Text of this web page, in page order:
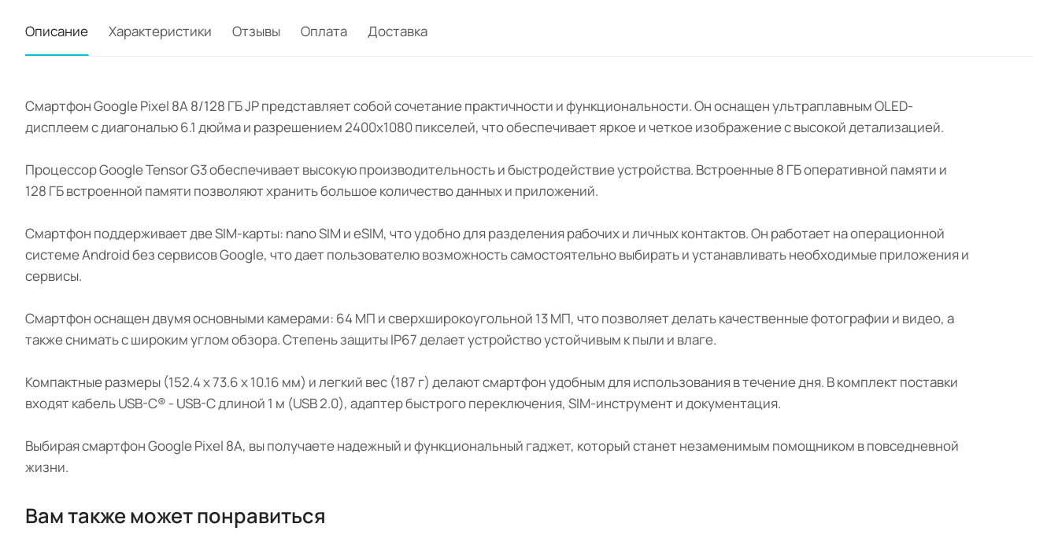
Описание Характеристики Отзывы Оплата Доставка
Смартфон Google Pixel 8A 8/128 ГБ JP представляет собой сочетание практичности и функциональности. Он оснащен ультраплавным OLED-
дисплеем с диагональю 6.1 дюйма и разрешением 2400x1080 пикселей, что обеспечивает яркое и четкое изображение с высокой детализацией.
Процессор Google Tensor G3 обеспечивает высокую производительность и быстродействие устройства. Встроенные 8 ГБ оперативной памяти и
128 ГБ встроенной памяти позволяют хранить большое количество данных и приложений.
Смартфон поддерживает две SIM-карты: nano SIM и eSIM, что удобно для разделения рабочих и личных контактов. Он работает на операционной
системе Android без сервисов Google, что дает пользователю возможность самостоятельно выбирать и устанавливать необходимые приложения и
сервисы.
Смартфон оснащен двумя основными камерами: 64 МП и сверхширокоугольной 13 МП, что позволяет делать качественные фотографии и видео, а
также снимать с широким углом обзора. Степень защиты IP67 делает устройство устойчивым к пыли и влаге.
Компактные размеры (152.4 x 73.6 x 10.16 мм) и легкий вес (187 г) делают смартфон удобным для использования в течение дня. В комплект поставки
входят кабель USB-C® - USB-C длиной 1 м (USB 2.0), адаптер быстрого переключения, SIM-инструмент и документация.
Выбирая смартфон Google Pixel 8A, вы получаете надежный и функциональный гаджет, который станет незаменимым помощником в повседневной
жизни.
Вам также может понравиться